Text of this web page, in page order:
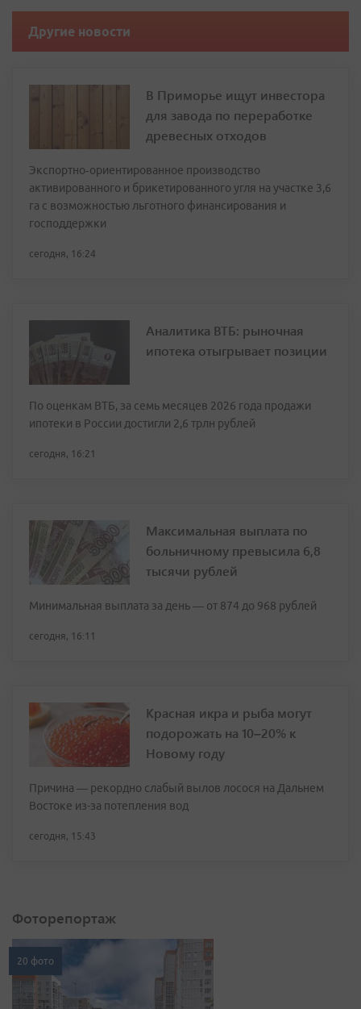
Другие новости
В Приморье ищут инвестора
для завода по переработке
древесных отходов
Экспортно‑ориентированное производство
активированного и брикетированного угля на участке 3,6
га с возможностью льготного финансирования и
господдержки
сегодня, 16:24
Аналитика ВТБ: рыночная
ипотека отыгрывает позиции
По оценкам ВТБ, за семь месяцев 2026 года продажи
ипотеки в России достигли 2,6 трлн рублей
сегодня, 16:21
Максимальная выплата по
больничному превысила 6,8
тысячи рублей
Минимальная выплата за день — от 874 до 968 рублей
сегодня, 16:11
Красная икра и рыба могут
подорожать на 10–20% к
Новому году
Причина — рекордно слабый вылов лосося на Дальнем
Востоке из-за потепления вод
сегодня, 15:43
Фоторепортаж
20 фото